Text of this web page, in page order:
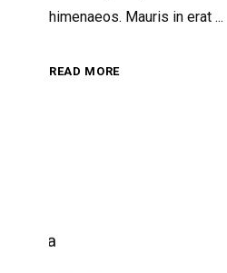
himenaeos. Mauris in erat
READ MORE